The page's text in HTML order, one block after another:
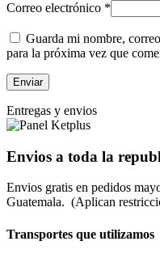
Correo electrónico *
Guarda mi nombre,
para la próxima vez que
Entregas y envios
Envios a toda la
Envios gratis en pedidos
Guatemala. (Aplican
Transportes que utilizamos